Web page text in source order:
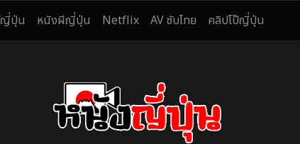
ปุ่น หนังผีญี่ปุ่น Netflix AV ซับไทย คลิปโป๊ญี่ปุ่น